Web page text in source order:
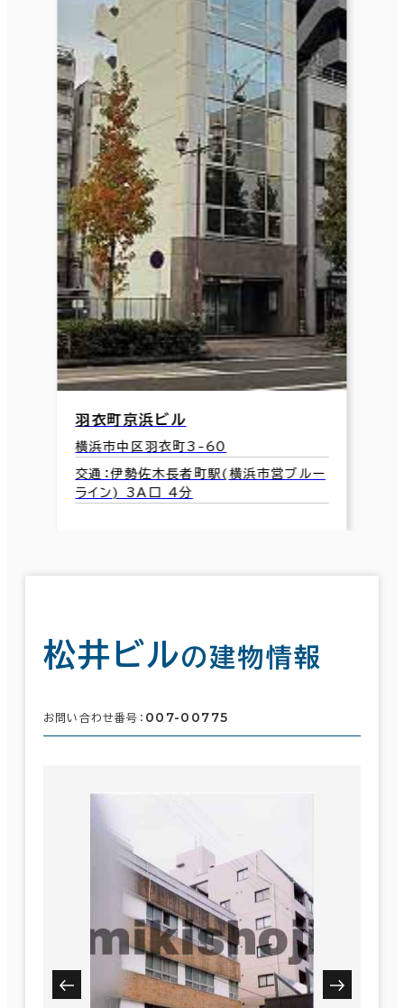
羽衣町京浜ビル
横浜市中区羽衣町3-60
交通：伊勢佐木長者町駅(横浜市営ブルー
ライン) 3A口 4分
松井ビルの建物情報
お問い合わせ番号： 007-00775